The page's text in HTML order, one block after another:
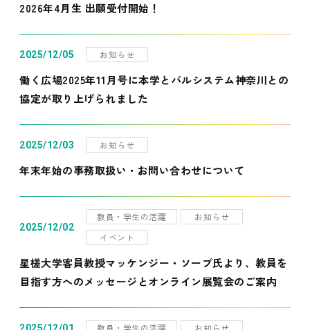
2026年4月生 出願受付開始！
2025/12/05 お知らせ
働く広場2025年11月号に本学とパルシステム神奈川との
協定が取り上げられました
2025/12/03 お知らせ
年末年始の事務取扱い・お問い合わせについて
2025/12/02
教員・学生の活躍
お知らせ
イベント
星槎大学客員教授マッケンジー・ソープ氏より、教員を
目指す方へのメッセージとオンライン展覧会のご案内
教員・学生の活躍 お知らせ